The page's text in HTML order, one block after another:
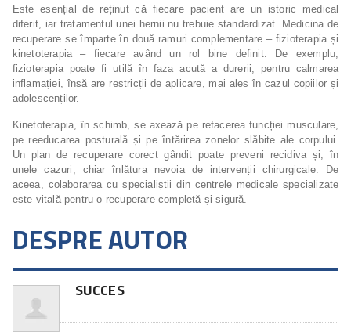
Este esențial de reținut că fiecare pacient are un istoric medical
diferit, iar tratamentul unei hernii nu trebuie standardizat. Medicina de
recuperare se împarte în două ramuri complementare – fizioterapia și
kinetoterapia – fiecare având un rol bine definit. De exemplu,
fizioterapia poate fi utilă în faza acută a durerii, pentru calmarea
inflamației, însă are restricții de aplicare, mai ales în cazul copiilor și
adolescenților.
Kinetoterapia, în schimb, se axează pe refacerea funcției musculare,
pe reeducarea posturală și pe întărirea zonelor slăbite ale corpului.
Un plan de recuperare corect gândit poate preveni recidiva și, în
unele cazuri, chiar înlătura nevoia de intervenții chirurgicale. De
aceea, colaborarea cu specialiștii din centrele medicale specializate
este vitală pentru o recuperare completă și sigură.
DESPRE AUTOR
SUCCES